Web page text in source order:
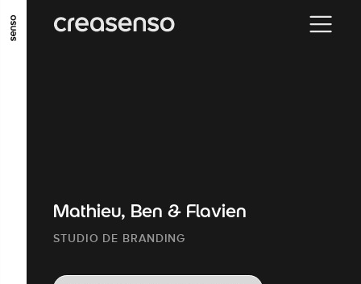
ALLER AU CONTENU PRINCIPAL
Mathieu, Ben & Flavien
STUDIO DE BRANDING